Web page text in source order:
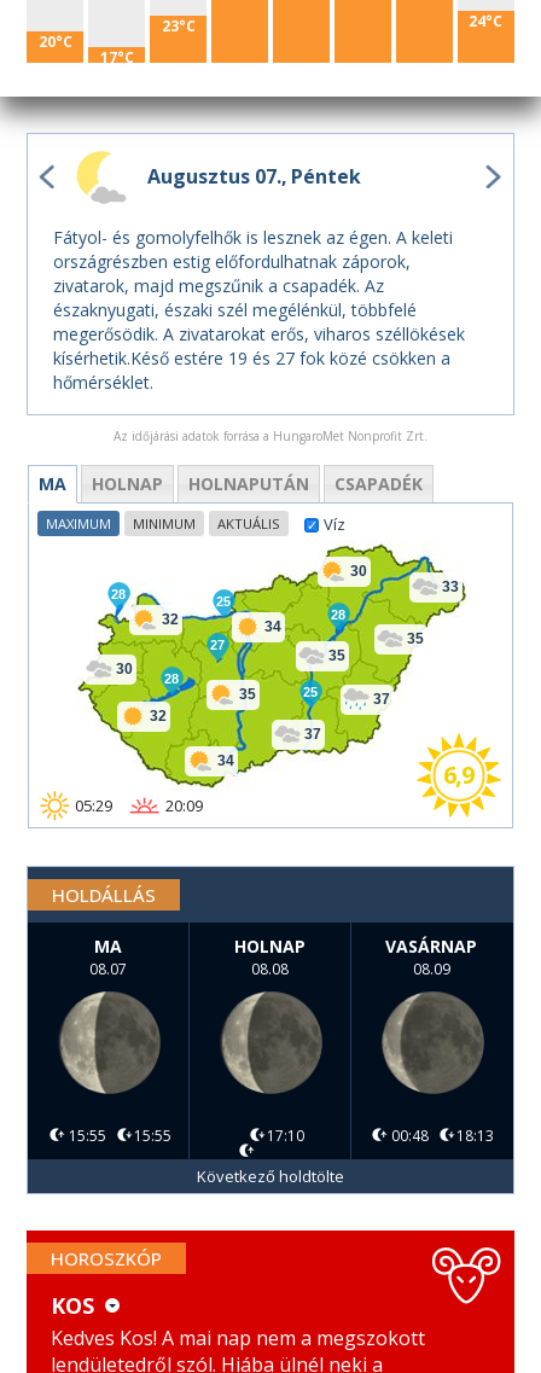
20°C
17°C
23°C 24°C
Augusztus 07. Péntek
Fátyol- és gomolyfelhők is lesznek az égen. A keleti
országrészben estig előfordulhatnak záporok,
zivatarok, majd megszűnik a csapadék. Az
északnyugati, északi szél megélénkül, többfelé
megerősödik. A zivatarokat erős, viharos széllökések
kísérhetik.Késő estére 19 és 27 fok közé csökken a
hőmérséklet.
Az időjárási adatok forrása a HungaroMet Nonprofit Zrt.
MA HOLNAP HOLNAPUTÁN CSAPADÉK
32
30
32
35
34
37
35
34
30
37
35
33
28
28
27
25
25
28
05:29 20:09
6,9
Víz
MAXIMUM MINIMUM AKTUÁLIS
HOLDÁLLÁS
MA
08.07
15:55 15:55
HOLNAP
08.08
17:10
VASÁRNAP
08.09
00:48 18:13
Következő holdtölte
HOROSZKÓP
KOS
KOS
Kedves Kos! A mai nap nem a megszokott
lendületedről szól. Hiába ülnél neki a